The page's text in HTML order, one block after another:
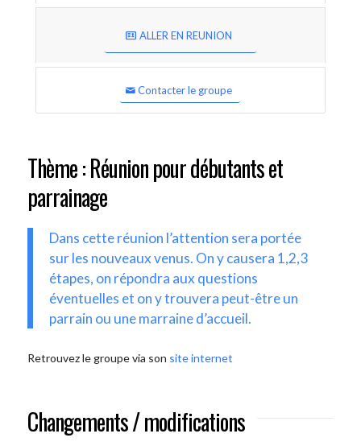
ALLER EN REUNION
Contacter le groupe
Thème : Réunion pour débutants et
parrainage
Dans cette réunion l’attention sera portée
sur les nouveaux venus. On y causera 1,2,3
étapes, on répondra aux questions
éventuelles et on y trouvera peut-être un
parrain ou une marraine d’accueil.
Retrouvez le groupe via son site internet
Changements / modifications